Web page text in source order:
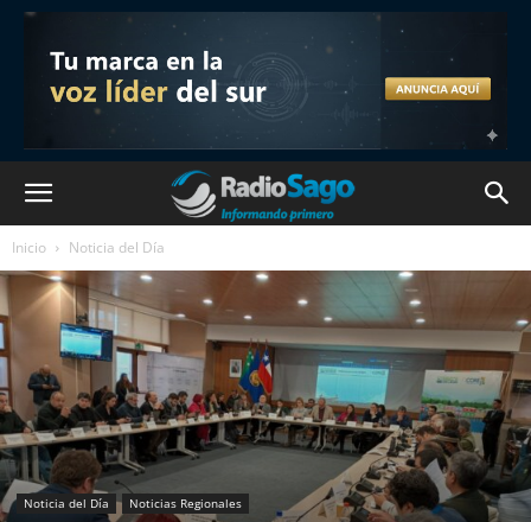
Inicio Noticia del Día
Noticia del Día Noticias Regionales